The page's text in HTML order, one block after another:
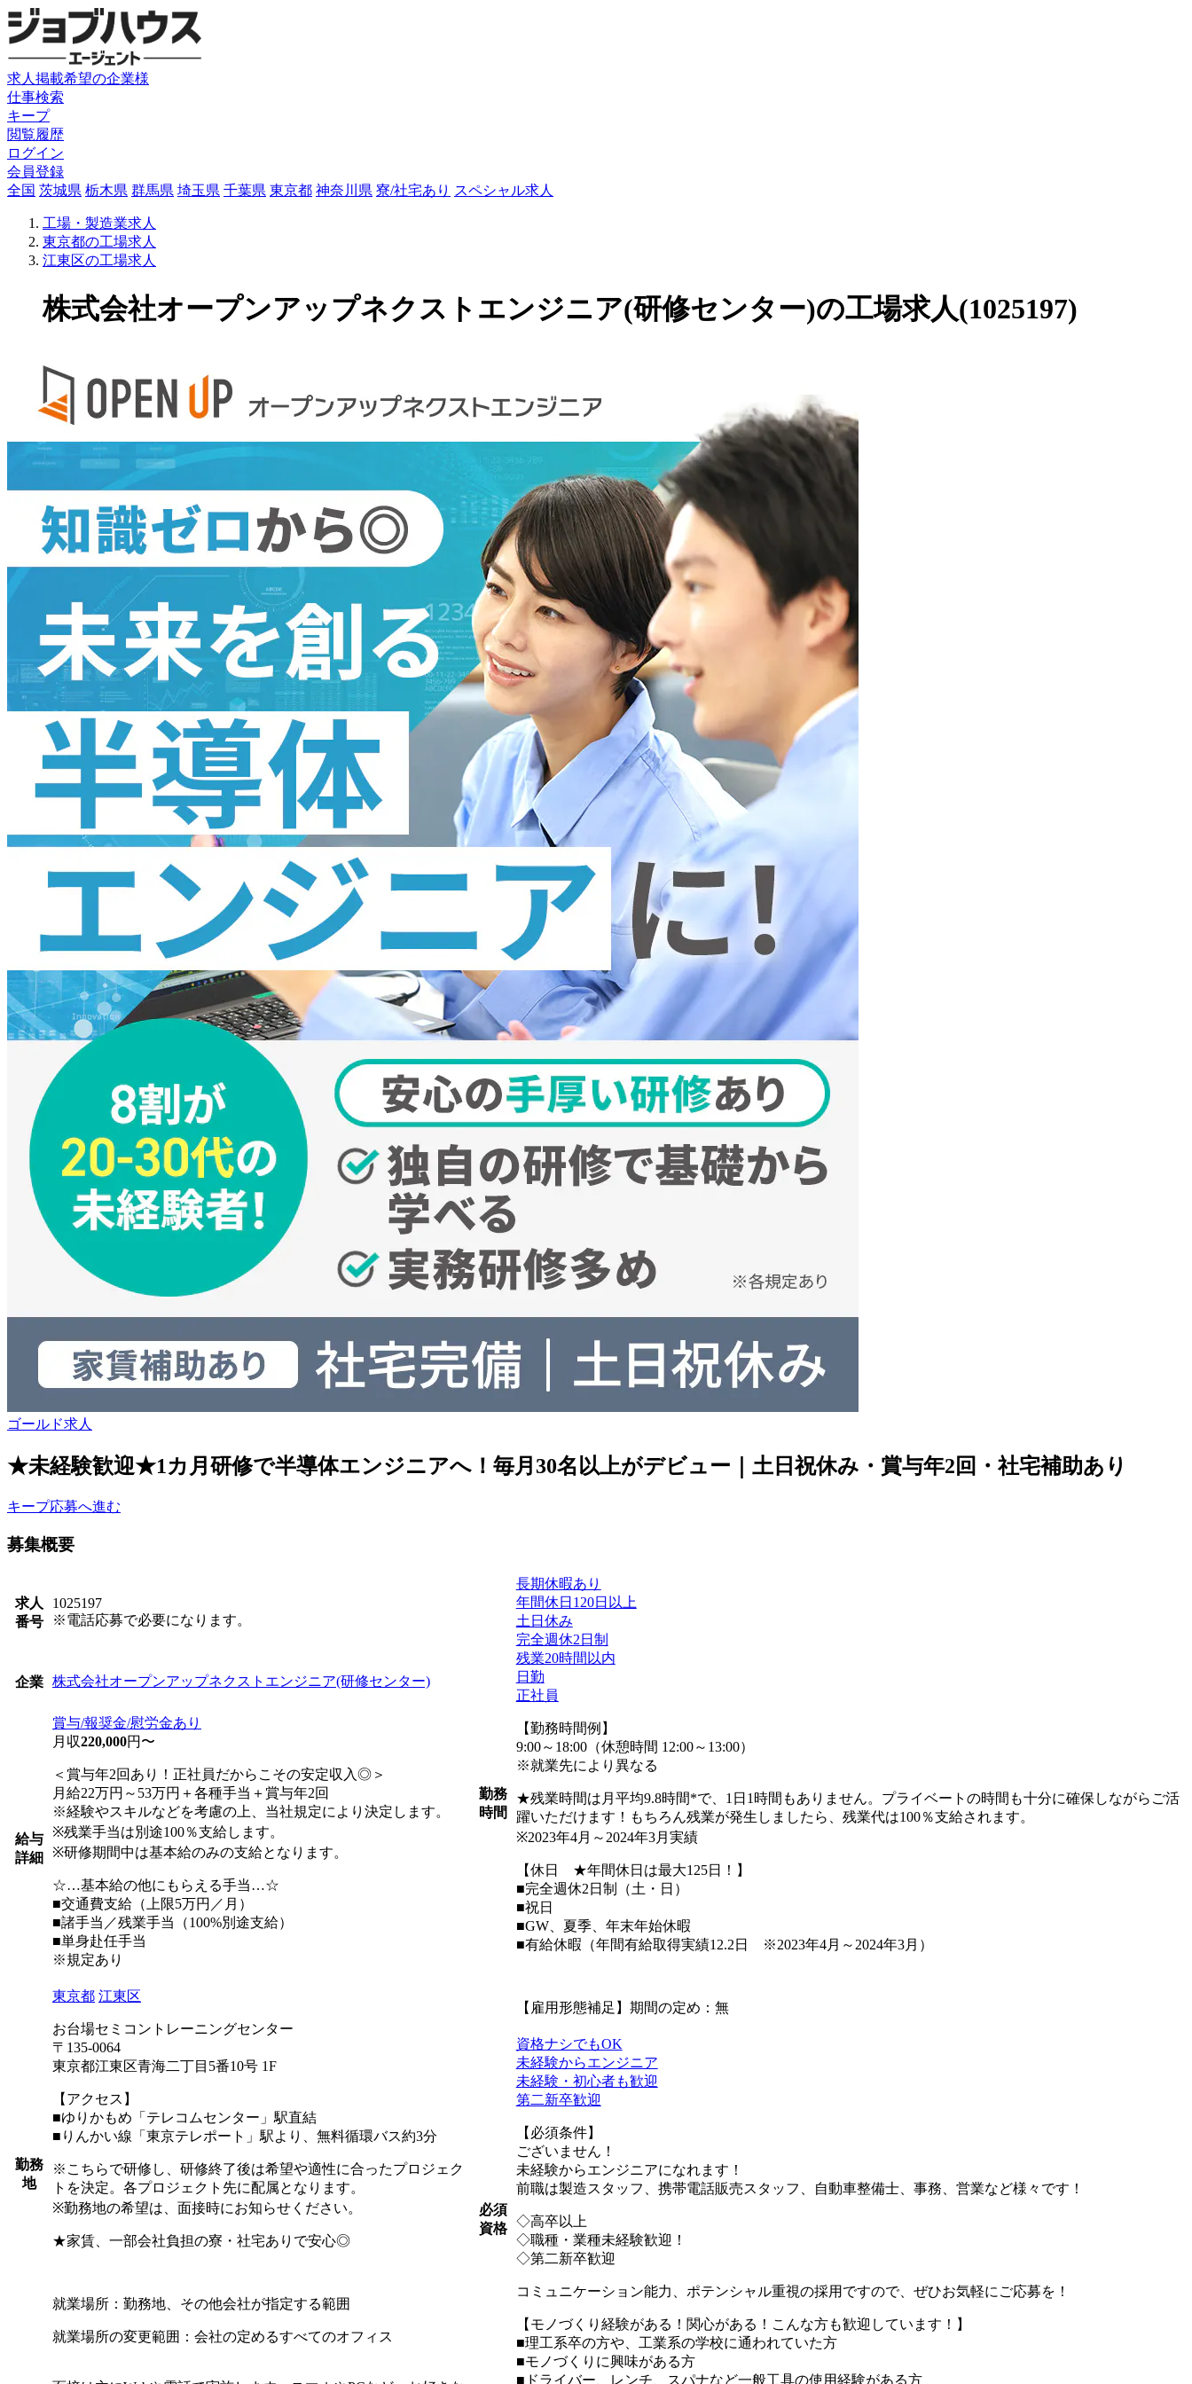
求人掲載希望の企業様
仕事検索
キープ
閲覧履歴
ログイン
会員登録
全国 茨城県 栃木県 群馬県 埼玉県 千葉県 東京都 神奈川県 寮/社宅あり スペシャル求人
工場・製造業求人
東京都の工場求人
江東区の工場求人
株式会社オープンアップネクストエンジニア(研修センター)の工場求人(1025197)
ゴールド求人
★未経験歓迎★1カ月研修で半導体エンジニアへ！毎月30名以上がデビュー｜土日祝休み・賞与年2回・社宅補助あり
キープ応募へ進む
募集概要
求人
番号
1025197
※電話応募で必要になります。
企業 株式会社オープンアップネクストエンジニア(研修センター)
給与
詳細
賞与/報奨金/慰労金あり
月収220,000円〜
＜賞与年2回あり！正社員だからこその安定収入◎＞
月給22万円～53万円＋各種手当＋賞与年2回
※経験やスキルなどを考慮の上、当社規定により決定します。
※残業手当は別途100％支給します。
※研修期間中は基本給のみの支給となります。
☆…基本給の他にもらえる手当…☆
■交通費支給（上限5万円／月）
■諸手当／残業手当（100%別途支給）
■単身赴任手当
※規定あり
勤務
地
東京都 江東区
お台場セミコントレーニングセンター
〒135-0064
東京都江東区青海二丁目5番10号 1F
【アクセス】
■ゆりかもめ「テレコムセンター」駅直結
■りんかい線「東京テレポート」駅より、無料循環バス約3分
※こちらで研修し、研修終了後は希望や適性に合ったプロジェク
トを決定。各プロジェクト先に配属となります。
※勤務地の希望は、面接時にお知らせください。
★家賃、一部会社負担の寮・社宅ありで安心◎
就業場所：勤務地、その他会社が指定する範囲
就業場所の変更範囲：会社の定めるすべてのオフィス
勤務
時間
長期休暇あり
年間休日120日以上
土日休み
完全週休2日制
残業20時間以内
日勤
正社員
【勤務時間例】
9:00～18:00（休憩時間 12:00～13:00）
※就業先により異なる
★残業時間は月平均9.8時間*で、1日1時間もありません。プライベートの時間も十分に確保しながらご活
躍いただけます！もちろん残業が発生しましたら、残業代は100％支給されます。
※2023年4月～2024年3月実績
【休日 ★年間休日は最大125日！】
■完全週休2日制（土・日）
■祝日
■GW、夏季、年末年始休暇
■有給休暇（年間有給取得実績12.2日 ※2023年4月～2024年3月）
【雇用形態補足】期間の定め：無
必須
資格
資格ナシでもOK
未経験からエンジニア
未経験・初心者も歓迎
第二新卒歓迎
【必須条件】
ございません！
未経験からエンジニアになれます！
前職は製造スタッフ、携帯電話販売スタッフ、自動車整備士、事務、営業など様々です！
◇高卒以上
◇職種・業種未経験歓迎！
◇第二新卒歓迎
コミュニケーション能力、ポテンシャル重視の採用ですので、ぜひお気軽にご応募を！
【モノづくり経験がある！関心がある！こんな方も歓迎しています！】
■理工系卒の方や、工業系の学校に通われていた方
■モノづくりに興味がある方
■ドライバー、レンチ、スパナなど一般工具の使用経験がある方